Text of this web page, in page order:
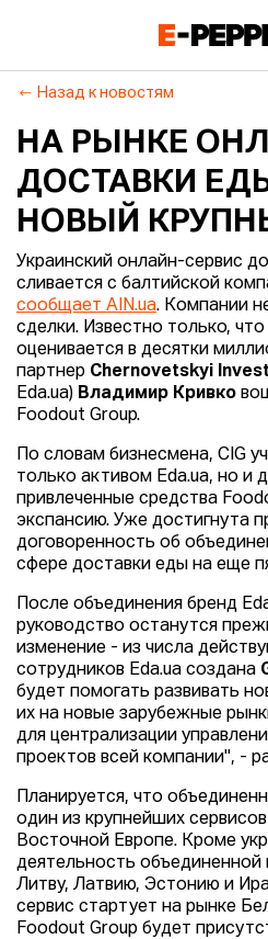
Назад к новостям
НА РЫНКЕ
ДОСТАВКИ
НОВЫЙ
Украинский онлайн-сервис
сливается с балтийской
сообщает AIN.ua. Компании
сделки. Известно только,
оценивается в десятки
партнер Chernovetskyi
Eda.ua) Владимир Кривко
Foodout Group.
По словам бизнесмена, СIG
только активом Eda.ua, но и
привлеченные средства
экспансию. Уже достигнута
договоренность об
сфере доставки еды на еще
После объединения бренд
руководство останутся
изменение - из числа
сотрудников Eda.ua создана
будет помогать развивать
их на новые зарубежные
для централизации
проектов всей компании", -
Планируется, что
один из крупнейших
Восточной Европе. Кроме
деятельность объединенной
Литву, Латвию, Эстонию и
сервис стартует на рынке
Foodout Group будет